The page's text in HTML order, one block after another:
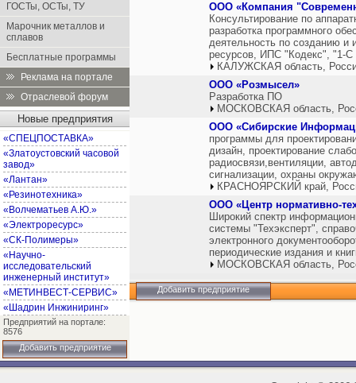
ГОСТы, ОСТы, ТУ
Марочник металлов и
сплавов
Бесплатные программы
Реклама на портале
Отраслевой форум
Новые предприятия
«СПЕЦПОСТАВКА»
«Златоустовский часовой
завод»
«Лантан»
«Резинотехника»
«Волчематьев А.Ю.»
«Электроресурс»
«СК-Полимеры»
«Научно-
исследовательский
инженерный институт»
«МЕТИНВЕСТ-СЕРВИС»
«Шадрин Инжиниринг»
Предприятий на портале:
8576
Добавить предприятие
ООО «Компания
Консультирование по
разработка программного
деятельность по созданию
ресурсов, ИПС "Кодекс", "1-С
КАЛУЖСКАЯ область,
OOO «Розмысел»
Разработка ПО
МОСКОВСКАЯ область,
ООО «Сибирские
программы для
дизайн, проектирование
радиосвязи,вентиляции,
сигнализации, охраны
КРАСНОЯРСКИЙ край,
ООО «Центр нормативно-
Широкий спектр
системы "Техэксперт",
электронного
периодические издания и
МОСКОВСКАЯ область,
Добавить предприятие